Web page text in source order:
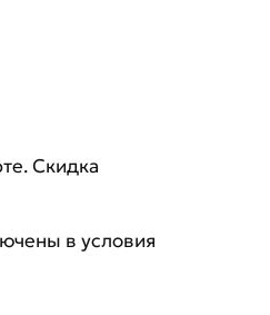
Скидка
в условия